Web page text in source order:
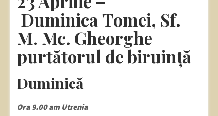
Duminica Tomei, Sf.
M. Mc. Gheorghe
purtătorul de biruință
Duminică
Ora 9.00 am Utrenia